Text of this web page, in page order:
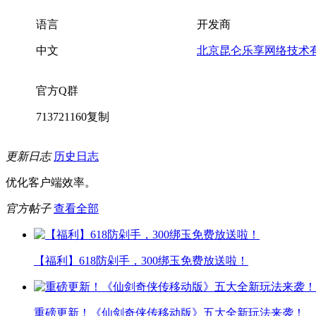
语言
中文
开发商
北京昆仑乐享网络技术
官方Q群
713721160复制
更新日志 历史日志
优化客户端效率。
官方帖子 查看全部
【福利】618防剁手，300绑玉免费放送啦！
重磅更新！《仙剑奇侠传移动版》五大全新玩法来袭！